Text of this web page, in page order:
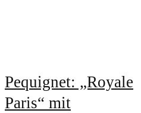
Pequignet: „Royale
Paris“ mit